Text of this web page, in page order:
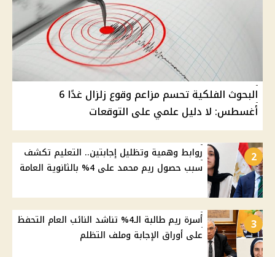
البحوث الفلكية تحسم مزاعم وقوع زلزال غدًا 6
أغسطس: لا دليل علمي على التوقعات
2
روابط وهمية وتظليل إجابتين.. التعليم تكشف
سبب حصول ريم محمد على 4% بالثانوية العامة
3
أسرة ريم طالبة الـ4% تناشد النائب العام التحفظ
على أوراق الإجابة وملف التظلم